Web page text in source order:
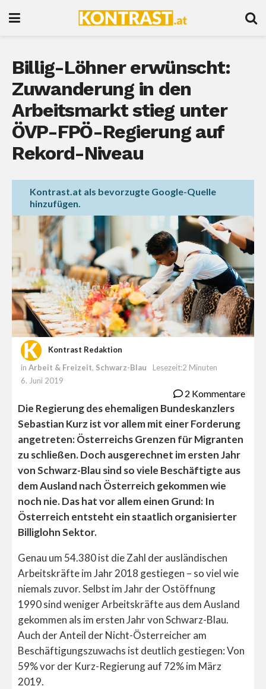
Billig-Löhner erwünscht:
Zuwanderung in den
Arbeitsmarkt stieg unter
ÖVP-FPÖ-Regierung auf
Rekord-Niveau
Kontrast.at als bevorzugte Google-Quelle
hinzufügen.
Kontrast Redaktion
in Arbeit & Freizeit, Schwarz-Blau
Lesezeit:2 Minuten
6. Juni 2019
2 Kommentare
Die Regierung des ehemaligen Bundeskanzlers
Sebastian Kurz ist vor allem mit einer Forderung
angetreten: Österreichs Grenzen für Migranten
zu schließen. Doch ausgerechnet im ersten Jahr
von Schwarz-Blau sind so viele Beschäftigte aus
dem Ausland nach Österreich gekommen wie
noch nie. Das hat vor allem einen Grund: In
Österreich entsteht ein staatlich organisierter
Billiglohn Sektor.
Genau um 54.380 ist die Zahl der ausländischen
Arbeitskräfte im Jahr 2018 gestiegen – so viel wie
niemals zuvor. Selbst im Jahr der Ostöffnung
1990 sind weniger Arbeitskräfte aus dem Ausland
gekommen als im ersten Jahr von Schwarz-Blau.
Auch der Anteil der Nicht-Österreicher am
Beschäftigungszuwachs ist deutlich gestiegen: Von
59% vor der Kurz-Regierung auf 72% im März
2019.